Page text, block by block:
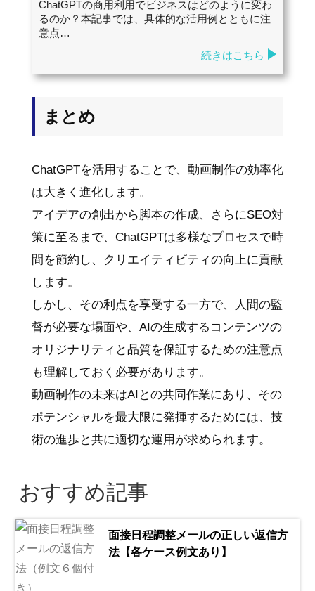
ChatGPTの商用利用でビジネスはどのように変わ
るのか？本記事では、具体的な活用例とともに注
意点…
続きはこちら
まとめ
ChatGPTを活用することで、動画制作の効率化
は大きく進化します。
アイデアの創出から脚本の作成、さらにSEO対
策に至るまで、ChatGPTは多様なプロセスで時
間を節約し、クリエイティビティの向上に貢献
します。
しかし、その利点を享受する一方で、人間の監
督が必要な場面や、AIの生成するコンテンツの
オリジナリティと品質を保証するための注意点
も理解しておく必要があります。
動画制作の未来はAIとの共同作業にあり、その
ポテンシャルを最大限に発揮するためには、技
術の進歩と共に適切な運用が求められます。
おすすめ記事
面接日程調整メールの正しい返信方
法【各ケース例文あり】